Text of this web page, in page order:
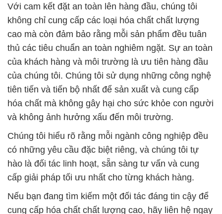
Với cam kết đặt an toàn lên hàng đầu, chúng tôi
không chỉ cung cấp các loại hóa chất chất lượng
cao mà còn đảm bảo rằng mỗi sản phẩm đều tuân
thủ các tiêu chuẩn an toàn nghiêm ngặt. Sự an toàn
của khách hàng và môi trường là ưu tiên hàng đầu
của chúng tôi. Chúng tôi sử dụng những công nghệ
tiên tiến và tiến bộ nhất để sản xuất và cung cấp
hóa chất mà không gây hại cho sức khỏe con người
và không ảnh hưởng xấu đến môi trường.
Chúng tôi hiểu rõ rằng mỗi ngành công nghiệp đều
có những yêu cầu đặc biệt riêng, và chúng tôi tự
hào là đối tác linh hoạt, sẵn sàng tư vấn và cung
cấp giải pháp tối ưu nhất cho từng khách hàng.
Nếu bạn đang tìm kiếm một đối tác đáng tin cậy để
cung cấp hóa chất chất lượng cao, hãy liên hệ ngay